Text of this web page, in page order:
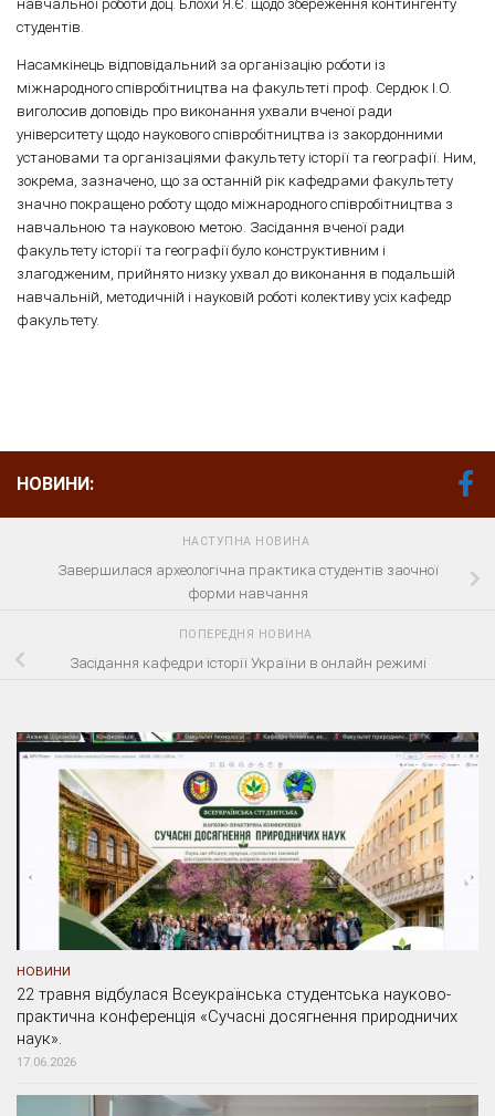
навчальної роботи доц. Блохи Я.Є. щодо збереження контингенту
студентів.
Насамкінець відповідальний за організацію роботи із
міжнародного співробітництва на факультеті проф. Сердюк І.О.
виголосив доповідь про виконання ухвали вченої ради
університету щодо наукового співробітництва із закордонними
установами та організаціями факультету історії та географії. Ним,
зокрема, зазначено, що за останній рік кафедрами факультету
значно покращено роботу щодо міжнародного співробітництва з
навчальною та науковою метою. Засідання вченої ради
факультету історії та географії було конструктивним і
злагодженим, прийнято низку ухвал до виконання в подальшій
навчальній, методичній і науковій роботі колективу усіх кафедр
факультету.
НОВИНИ:
НАСТУПНА НОВИНА
Завершилася археологічна практика студентів заочної
форми навчання
ПОПЕРЕДНЯ НОВИНА
Засідання кафедри історії України в онлайн режимі
НОВИНИ
22 травня відбулася Всеукраїнська студентська науково-
практична конференція «Сучасні досягнення природничих
наук».
17.06.2026